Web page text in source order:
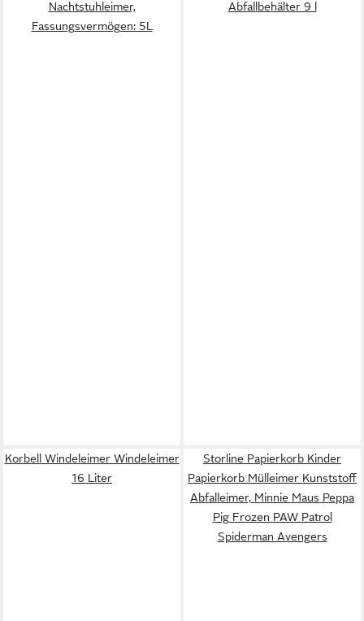
Nachtstuhleimer,
Fassungsvermögen: 5L
Abfallbehälter 9 l
Korbell Windeleimer Windeleimer
16 Liter
Storline Papierkorb Kinder
Papierkorb Mülleimer Kunststoff
Abfalleimer, Minnie Maus Peppa
Pig Frozen PAW Patrol
Spiderman Avengers